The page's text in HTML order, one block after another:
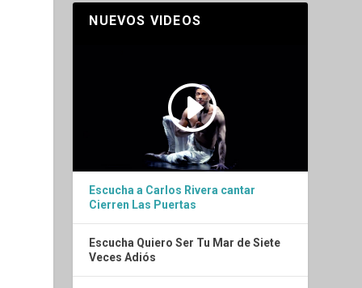
NUEVOS VIDEOS
Escucha a Carlos Rivera cantar
Cierren Las Puertas
Escucha Quiero Ser Tu Mar de Siete
Veces Adiós